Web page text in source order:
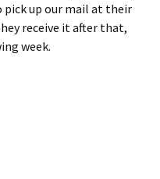
up our mail at their
receive it after that,
week.